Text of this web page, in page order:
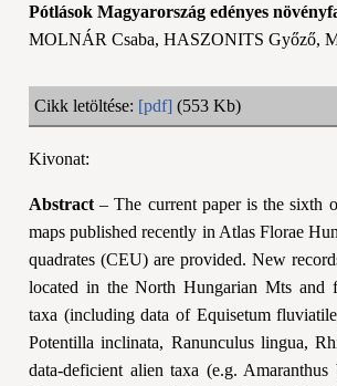
Pótlások Magyarország edényes
MOLNÁR Csaba, HASZONITS Győző,
Cikk letöltése: [pdf] (553 Kb)
Kivonat:
Abstract – The current paper is the sixth
maps published recently in Atlas Florae
quadrates (CEU) are provided. New
located in the North Hungarian Mts and
taxa (including data of Equisetum
Potentilla inclinata, Ranunculus lingua,
data-deficient alien taxa (e.g.